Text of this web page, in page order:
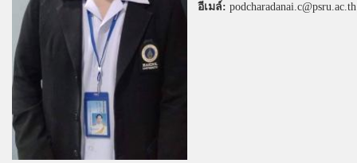
อีเมล์: podcharadanai.c@psru.ac.th